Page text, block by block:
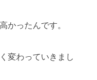
かったんです。
変わっていきまし